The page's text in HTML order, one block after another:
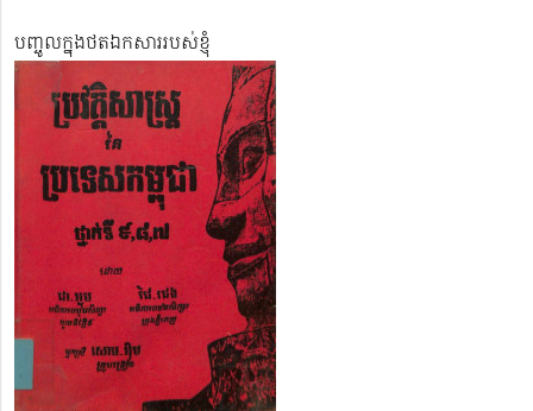
បញ្ចូលក្នុងថតឯកសាររបស់ខ្ញុំ